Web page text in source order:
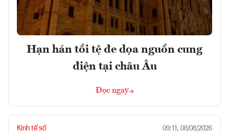
Hạn hán tồi tệ đe dọa nguồn cung
điện tại châu Âu
Đọc ngay
Kinh tế số 09:11, 08/08/2026